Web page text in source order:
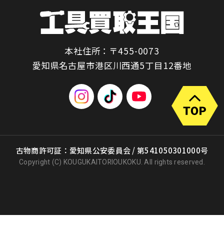
本社住所：〒455-0073
愛知県名古屋市港区川西通5丁目12番地
古物商許可証：愛知県公安委員会 / 第541050301000号
Copyright (C) KOUGUKAITORIOUKOKU. All rights reserved.